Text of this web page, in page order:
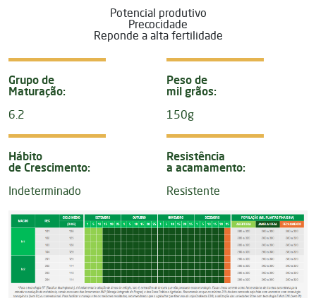
Potencial produtivo
Precocidade
Reponde a alta fertilidade
Grupo de
Maturação:
6.2
Peso de
mil grãos:
150g
Hábito
de Crescimento:
Indeterminado
Resistência
a acamamento:
Resistente